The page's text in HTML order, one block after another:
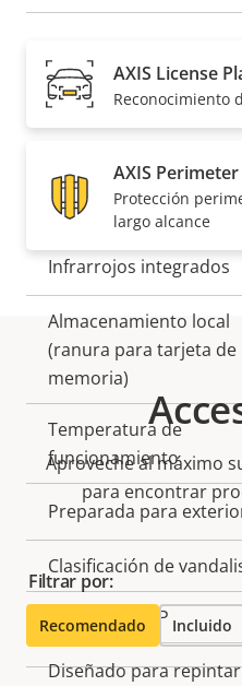
General
de
propiedad
la
Zoom remoto
Infrarrojos integrados
Almacenamiento local
(ranura para tarjeta de
memoria)
Temperatura de
funcionamiento
Preparada para
Clasificación de
Clasificación IP
Diseñado para repintar
AXIS License
Reconocimiento
AXIS
Protección
largo alcance
Aproveche al máximo
para encontrar
Filtrar por:
Recomendado Incluido